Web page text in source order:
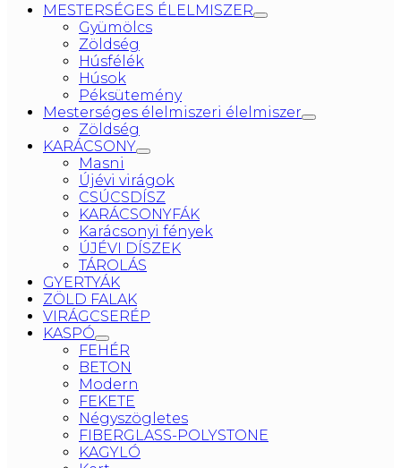
MESTERSÉGES ÉLELMISZER
Gyümölcs
Zöldség
Húsfélék
Húsok
Péksütemény
Mesterséges élelmiszeri élelmiszer
Zöldség
KARÁCSONY
Masni
Újévi virágok
CSÚCSDÍSZ
KARÁCSONYFÁK
Karácsonyi fények
ÚJÉVI DÍSZEK
TÁROLÁS
GYERTYÁK
ZÖLD FALAK
VIRÁGCSERÉP
KASPÓ
FEHÉR
BETON
Modern
FEKETE
Négyszögletes
FIBERGLASS-POLYSTONE
KAGYLÓ